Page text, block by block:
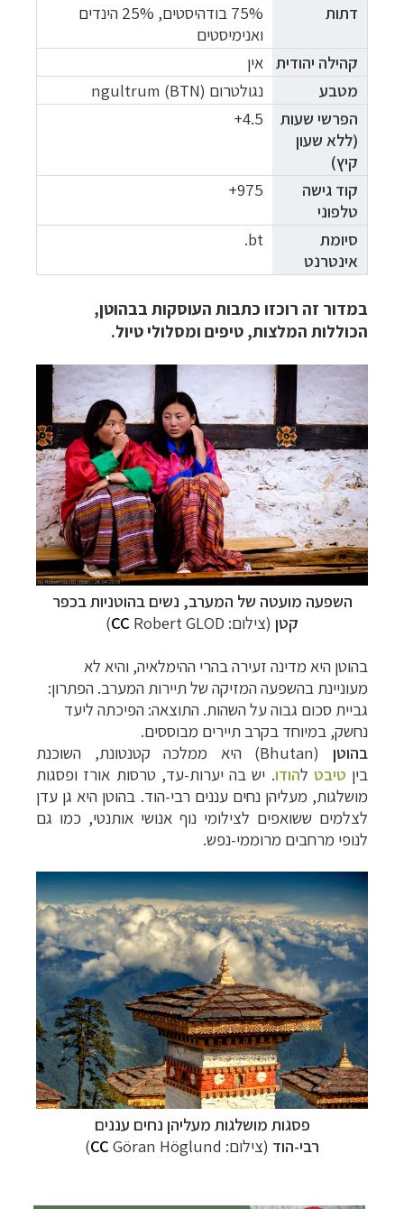
דתות
75% בודהיסטים, 25% הינדים
ואנימיסטים
קהילה יהודית אין
מטבע
נגולטרום (ngultrum (BTN
הפרשי שעות
(ללא שעון
קיץ)
4.5+
קוד גישה
טלפוני
975+
סיומת
אינטרנט
bt.
במדור זה רוכזו כתבות העוסקות בבהוטן,
הכוללות המלצות, טיפים ומסלולי טיול.
השפעה מועטה של המערב, נשים בהוטניות בכפר
קטן (צילום: CC Robert GLOD)
בהוטן היא מדינה זעירה בהרי ההימלאיה, והיא לא
מעוניינת בהשפעה המזיקה של תיירות המערב. הפתרון:
גביית סכום גבוה על השהות. התוצאה: הפיכתה ליעד
נחשק, במיוחד בקרב תיירים מבוססים.
בהוטן
(Bhutan) היא
ממלכה קטנטונת, השוכנת
בין טיבט להודו. יש בה יערות-עד, טרסות אורז ופסגות
מושלגות, מעליהן נחים עננים רבי-הוד. בהוטן היא גן עדן
לצלמים ששואפים לצילומי נוף אנושי אותנטי, כמו גם
לנופי מרחבים מרוממי-נפש.
פסגות מושלגות מעליהן נחים עננים
רבי-הוד (צילום: CC Göran Höglund)
תכנוןטיולים למזרח הרחוק
תכנוןטיולים לפולינזיה הצרפתיתלחצו לפרטים »
תכנוןטיולים לאוסטרליה וניו זילנד לחצו לרשימת
ההצעות »